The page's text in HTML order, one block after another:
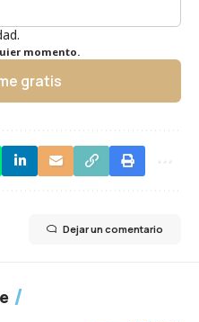
momento.
gratis
Dejar un comentario